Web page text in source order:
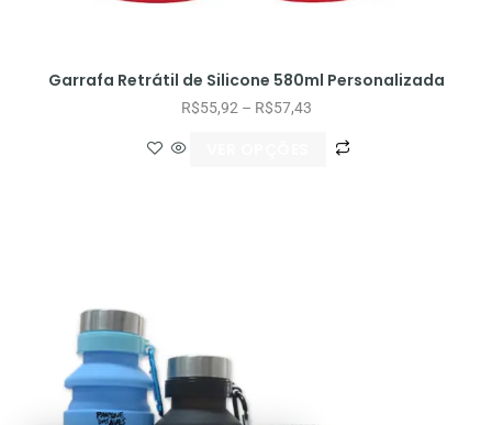
Garrafa Retrátil de Silicone 580ml Personalizada
R$55,92 – R$57,43